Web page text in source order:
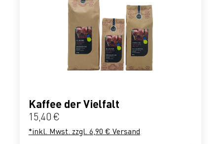
Kaffee der Vielfalt
Regulärer Preis:
15,40 €
*inkl. Mwst. zzgl. 6,90 € Versand